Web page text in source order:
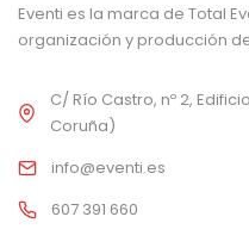
Eventi es la marca de Total
organización y producción
C/ Río Castro, nº 2,
Coruña)
info@eventi.es
607 391 660